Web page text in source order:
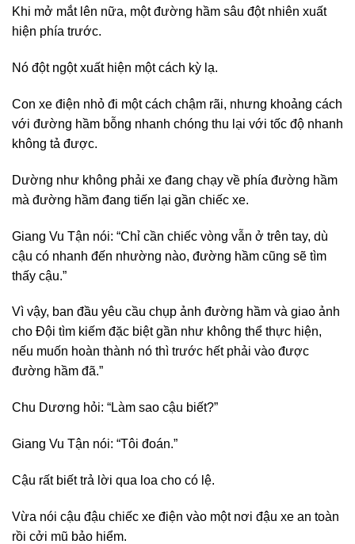
Khi mở mắt lên nữa, một đường hầm sâu đột nhiên xuất
hiện phía trước.
Nó đột ngột xuất hiện một cách kỳ lạ.
Con xe điện nhỏ đi một cách chậm rãi, nhưng khoảng cách
với đường hầm bỗng nhanh chóng thu lại với tốc độ nhanh
không tả được.
Dường như không phải xe đang chạy về phía đường hầm
mà đường hầm đang tiến lại gần chiếc xe.
Giang Vu Tận nói: “Chỉ cần chiếc vòng vẫn ở trên tay, dù
cậu có nhanh đến nhường nào, đường hầm cũng sẽ tìm
thấy cậu.”
Vì vậy, ban đầu yêu cầu chụp ảnh đường hầm và giao ảnh
cho Đội tìm kiếm đặc biệt gần như không thể thực hiện,
nếu muốn hoàn thành nó thì trước hết phải vào được
đường hầm đã.”
Chu Dương hỏi: “Làm sao cậu biết?”
Giang Vu Tận nói: “Tôi đoán.”
Cậu rất biết trả lời qua loa cho có lệ.
Vừa nói cậu đậu chiếc xe điện vào một nơi đậu xe an toàn
rồi cởi mũ bảo hiểm.